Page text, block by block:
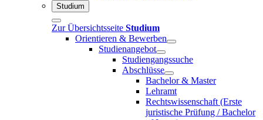
Studium
Zur Übersichtsseite Studium
Orientieren & Bewerben
Studienangebot
Studiengangssuche
Abschlüsse
Bachelor & Master
Lehramt
Rechtswissenschaft (Erste
juristische Prüfung / Bachelor